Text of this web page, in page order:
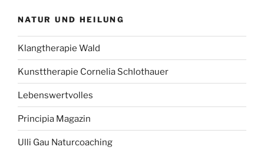
NATUR UND HEILUNG
Klangtherapie Wald
Kunsttherapie Cornelia Schlothauer
Lebenswertvolles
Principia Magazin
Ulli Gau Naturcoaching